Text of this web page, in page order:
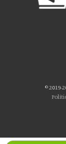
© 2019-
Por favor
Usamos cookies
de mídia social e
social, publicidade e
que você forneceu a